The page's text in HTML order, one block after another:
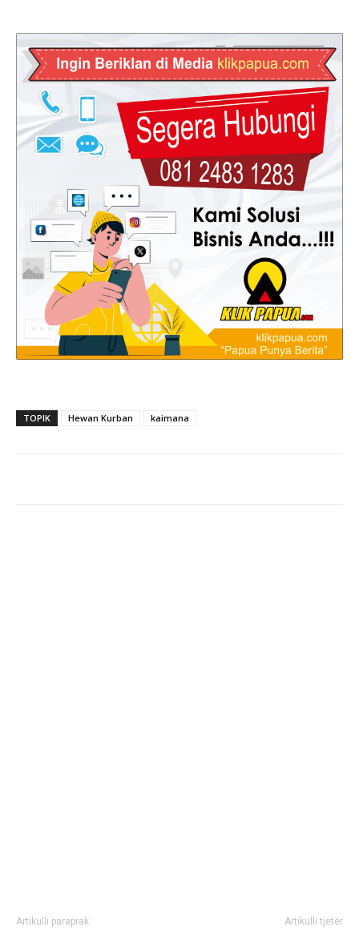
TOPIK Hewan Kurban kaimana
Artikulli paraprak Artikulli tjetër